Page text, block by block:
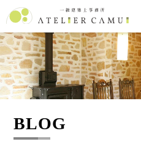
BLOG